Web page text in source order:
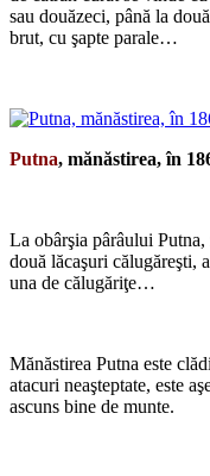
sau douăzeci, până la
brut, cu şapte parale…
Putna, mănăstirea, în
La obârşia pârâului
două lăcaşuri călugăreşti,
una de călugăriţe…
Mănăstirea Putna este
atacuri neaşteptate, este
ascuns bine de munte.